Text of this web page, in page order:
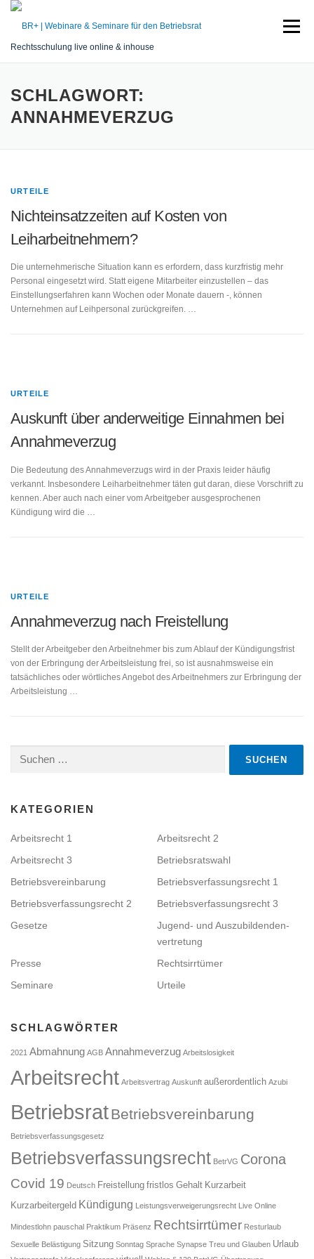
Zum
Rechtsschulung live online & inhouse
Menü
START SEMINARE
SCHLAGWORT:
ANNAHMEVERZUG
URTEILE
Nichteinsatzzeiten auf Kosten von
Leiharbeitnehmern?
Die unternehmerische Situation kann es erfordern, dass kurzfristig mehr
Personal eingesetzt wird. Statt eigene Mitarbeiter einzustellen – das
Einstellungserfahren kann Wochen oder Monate dauern -, können
Unternehmen auf Leihpersonal zurückgreifen. …
URTEILE
Auskunft über anderweitige Einnahmen bei
Annahmeverzug
Die Bedeutung des Annahmeverzugs wird in der Praxis leider häufig
verkannt. Insbesondere Leiharbeitnehmer täten gut daran, diese Vorschrift zu
kennen. Aber auch nach einer vom Arbeitgeber ausgesprochenen
Kündigung wird die …
URTEILE
Annahmeverzug nach Freistellung
Stellt der Arbeitgeber den Arbeitnehmer bis zum Ablauf der Kündigungsfrist
von der Erbringung der Arbeitsleistung frei, so ist ausnahmsweise ein
tatsächliches oder wörtliches Angebot des Arbeitnehmers zur Erbringung der
Arbeitsleistung …
nach:
KATEGORIEN
Arbeitsrecht 1
Arbeitsrecht 2
Arbeitsrecht 3
Betriebsratswahl
Betriebsvereinbarung
Betriebsverfassungsrecht 1
Betriebsverfassungsrecht 2
Betriebsverfassungsrecht 3
Gesetze
Jugend- und Auszubildenden­
vertretung
Presse
Rechtsirrtümer
Seminare
Urteile
SCHLAGWÖRTER
2021 Abmahnung AGB Annahmeverzug Arbeitslosigkeit
Arbeitsrecht Arbeitsvertrag Auskunft außerordentlich Azubi
BetriebsratBetriebsvereinbarung
Betriebsverfassungsgesetz
Betriebsverfassungsrecht BetrVG Corona
Covid 19 Deutsch Freistellung fristlos Gehalt Kurzarbeit
Kurzarbeitergeld Kündigung Leistungsverweigerungsrecht Live Online
Mindestlohn pauschal Praktikum Präsenz Rechtsirrtümer Resturlaub
Sexuelle Belästigung Sitzung Sonntag Sprache Synapse Treu und Glauben Urlaub